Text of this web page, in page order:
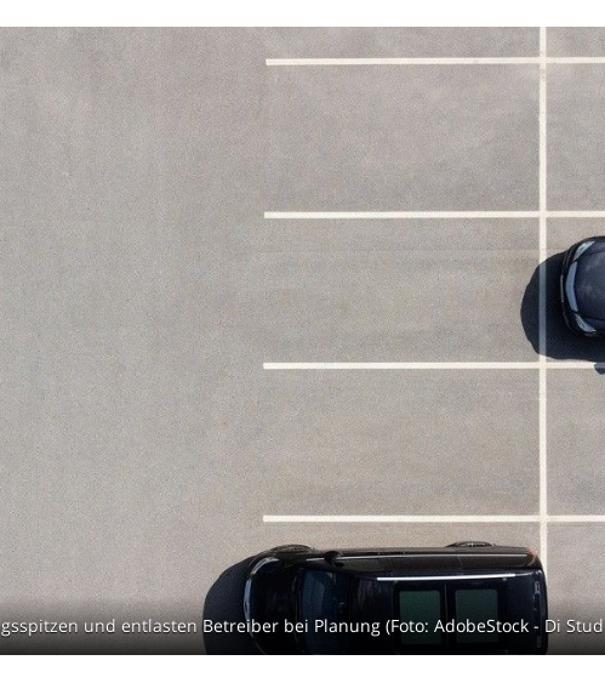
und entlasten Betreiber bei Planung (Foto: AdobeStock - Di